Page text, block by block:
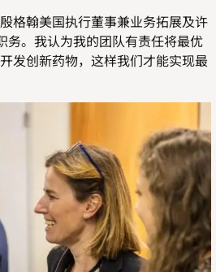
格翰美国执行董事兼业务拓展及许
务。我认为我的团队有责任将最优
发创新药物，这样我们才能实现最